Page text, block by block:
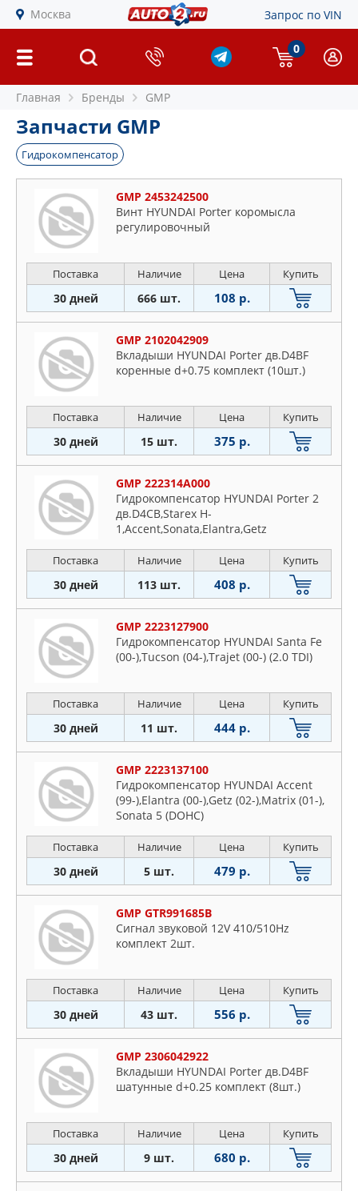
Москва Запрос по VIN
0
Главная Бренды GMP
Запчасти GMP
Гидрокомпенсатор
GMP 2453242500
Винт HYUNDAI Porter коромысла
регулировочный
Поставка Наличие Цена Купить
30 дней 666 шт. 108 р.
GMP 2102042909
Вкладыши HYUNDAI Porter дв.D4BF
коренные d+0.75 комплект (10шт.)
Поставка Наличие Цена Купить
30 дней 15 шт. 375 р.
GMP 222314A000
Гидрокомпенсатор HYUNDAI Porter 2
дв.D4CB,Starex H-
1,Accent,Sonata,Elantra,Getz
Поставка Наличие Цена Купить
30 дней 113 шт. 408 р.
GMP 2223127900
Гидрокомпенсатор HYUNDAI Santa Fe
(00-),Tucson (04-),Trajet (00-) (2.0 TDI)
Поставка Наличие Цена Купить
30 дней 11 шт. 444 р.
GMP 2223137100
Гидрокомпенсатор HYUNDAI Accent
(99-),Elantra (00-),Getz (02-),Matrix (01-),
Sonata 5 (DOHC)
Поставка Наличие Цена Купить
30 дней 5 шт. 479 р.
GMP GTR991685B
Сигнал звуковой 12V 410/510Hz
комплект 2шт.
Поставка Наличие Цена Купить
30 дней 43 шт. 556 р.
GMP 2306042922
Вкладыши HYUNDAI Porter дв.D4BF
шатунные d+0.25 комплект (8шт.)
Поставка Наличие Цена Купить
30 дней 9 шт. 680 р.